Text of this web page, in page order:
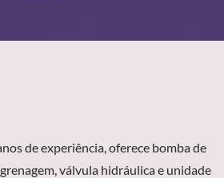
de experiência, oferece bomba de
válvula hidráulica e unidade